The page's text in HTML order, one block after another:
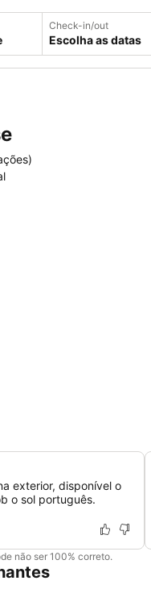
Check-in/out
Escolha as datas
)
exterior, disponível o
o sol português.
não ser 100% correto.